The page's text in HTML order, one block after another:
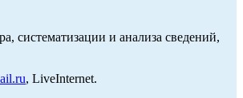
систематизации и анализа сведений,
, LiveInternet.